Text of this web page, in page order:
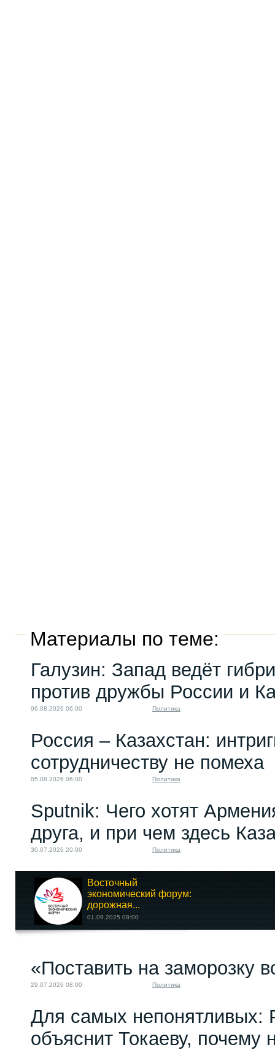
Материалы по теме:
Галузин: Запад ведёт
против дружбы России и
06.08.2026 06:00 Политика
Россия – Казахстан:
сотрудничеству не помеха
05.08.2026 06:00 Политика
Sputnik: Чего хотят
друга, и при чем здесь
30.07.2026 20:00 Политика
Восточный
экономический форум:
дорожная...
01.09.2025 08:00
Русофобия на марше:
кто и зачем...
25.11.2022 16:01
«Поставить на заморозку
29.07.2026 08:00 Политика
Для самых непонятливых:
объяснит Токаеву,